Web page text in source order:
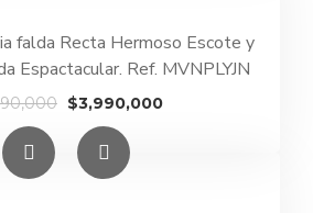
falda Recta Hermoso Escote y
Espactacular. Ref. MVNPLYJN
El
precio
original
era:
$3,990,000El